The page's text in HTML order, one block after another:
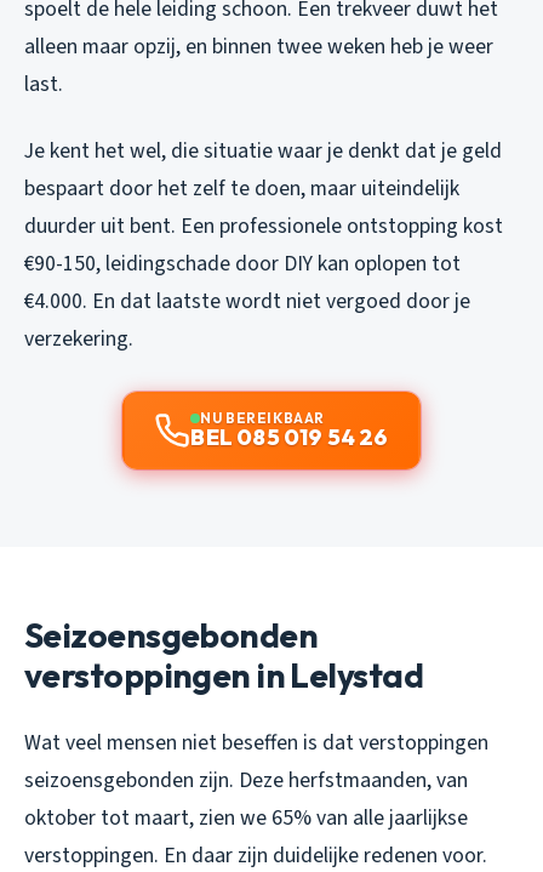
spoelt de hele leiding schoon. Een trekveer duwt het
alleen maar opzij, en binnen twee weken heb je weer
last.
Je kent het wel, die situatie waar je denkt dat je geld
bespaart door het zelf te doen, maar uiteindelijk
duurder uit bent. Een professionele ontstopping kost
€90-150, leidingschade door DIY kan oplopen tot
€4.000. En dat laatste wordt niet vergoed door je
verzekering.
NU BEREIKBAAR
BEL 085 019 54 26
Seizoensgebonden
verstoppingen in Lelystad
Wat veel mensen niet beseffen is dat verstoppingen
seizoensgebonden zijn. Deze herfstmaanden, van
oktober tot maart, zien we 65% van alle jaarlijkse
verstoppingen. En daar zijn duidelijke redenen voor.